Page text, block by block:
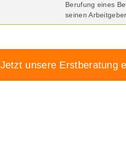
Berufung eines
seinen
Jetzt unsere Erstberatung